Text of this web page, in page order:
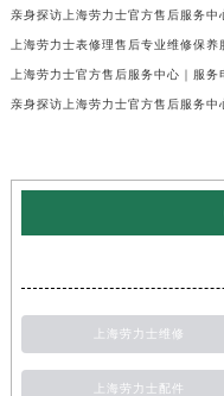
上海劳力士维修
上海劳力士配件